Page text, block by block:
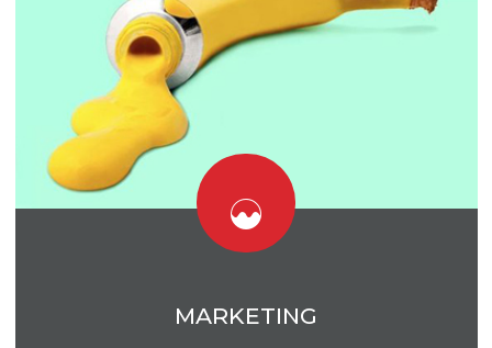
MARKETING